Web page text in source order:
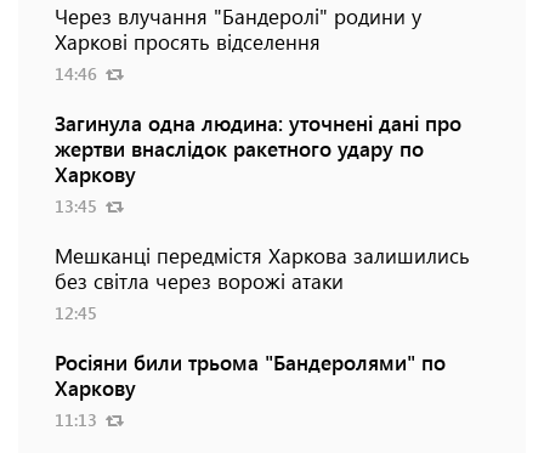
Через влучання "Бандеролі" родини у
Харкові просять відселення
14:46
Загинула одна людина: уточнені дані про
жертви внаслідок ракетного удару по
Харкову
13:45
Мешканці передмістя Харкова залишились
без світла через ворожі атаки
12:45
Росіяни били трьома "Бандеролями" по
Харкову
11:13